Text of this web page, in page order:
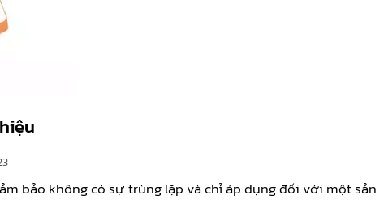
bảo không có sự trùng lặp và chỉ áp dụng đối với một sản